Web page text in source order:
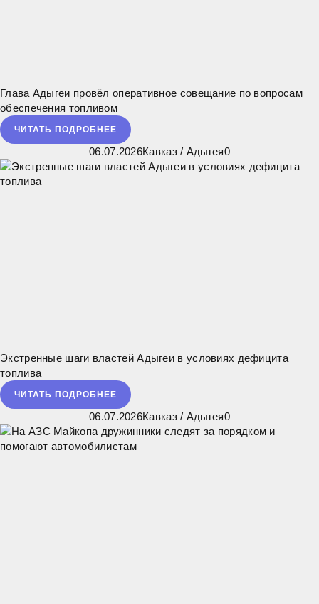
Глава Адыгеи провёл оперативное совещание по вопросам
обеспечения топливом
ЧИТАТЬ ПОДРОБНЕЕ
06.07.2026Кавказ/ Адыгея0
Экстренные шаги властей Адыгеи в условиях дефицита
топлива
ЧИТАТЬ ПОДРОБНЕЕ
06.07.2026Кавказ/ Адыгея0